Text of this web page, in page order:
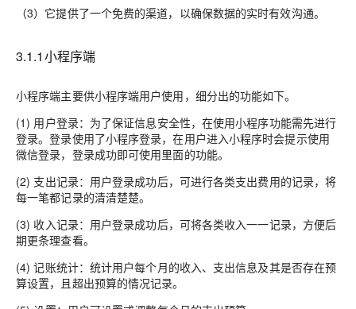
（3）它提供了一个免费的渠道，以确保数据的实时有效沟通。
3.1.1小程序端
小程序端主要供小程序端用户使用，细分出的功能如下。
(1) 用户登录：为了保证信息安全性，在使用小程序功能需先进行
登录。登录使用了小程序登录，在用户进入小程序时会提示使用
微信登录，登录成功即可使用里面的功能。
(2) 支出记录：用户登录成功后，可进行各类支出费用的记录，将
每一笔都记录的清清楚楚。
(3) 收入记录：用户登录成功后，可将各类收入一一记录，方便后
期更条理查看。
(4) 记账统计：统计用户每个月的收入、支出信息及其是否存在预
算设置，且超出预算的情况记录。